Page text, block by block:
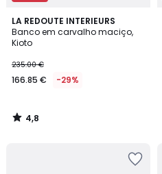
LA REDOUTE INTERIEURS
Banco em carvalho maciço,
Kioto
€
em
de
235.00
235.00 €
166.85 € -29%
4,8
/ 5
4,8
/